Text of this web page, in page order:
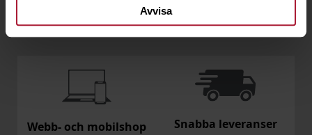
Avvisa
Som kund hos OC Oscarson har du flera fördelar:
Webb- och mobilshop
Snabba leveranser